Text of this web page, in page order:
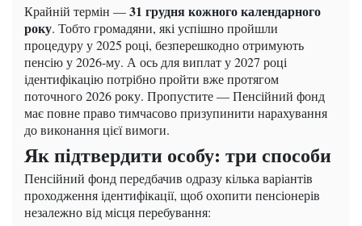
Крайній термін —31 грудня кожного календарного
року. Тобто громадяни, які успішно пройшли
процедуру у 2025 році, безперешкодно отримують
пенсію у 2026-му. А ось для виплат у 2027 році
ідентифікацію потрібно пройти вже протягом
поточного 2026 року. Пропустите — Пенсійний фонд
має повне право тимчасово призупинити нарахування
до виконання цієї вимоги.
Як підтвердити особу: три способи
Пенсійний фонд передбачив одразу кілька варіантів
проходження ідентифікації, щоб охопити пенсіонерів
незалежно від місця перебування: